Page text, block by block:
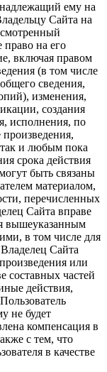
ему на
Сайта на
право на его
включая правом
(в том числе
сведения,
изменения,
создания
исполнения, по
и любым пока
срока действия
быть связаны
материалом,
перечисленных
Сайта вправе
вышеуказанным
в том числе для
Сайта
или
составных частей
действия,
не будет
компенсация в
с тем, что
в качестве